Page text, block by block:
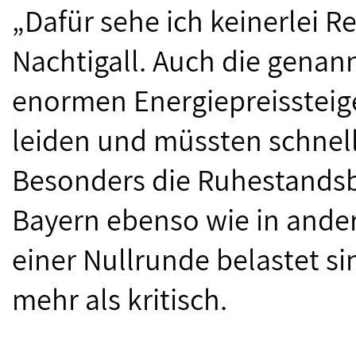
„Dafür sehe ich keinerlei
Nachtigall. Auch die
enormen
leiden und müssten
Besonders die
Bayern ebenso wie in
einer Nullrunde belastet
mehr als kritisch.